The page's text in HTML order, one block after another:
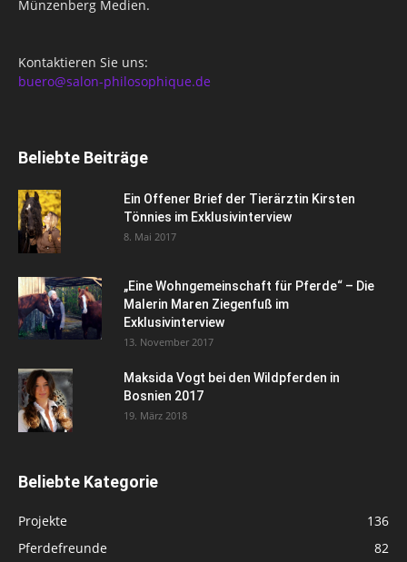
Münzenberg Medien.
Kontaktieren Sie uns:
buero@salon-philosophique.de
Beliebte Beiträge
Ein Offener Brief der Tierärztin Kirsten
Tönnies im Exklusivinterview
8. Mai 2017
„Eine Wohngemeinschaft für Pferde“ – Die
Malerin Maren Ziegenfuß im
Exklusivinterview
13. November 2017
Maksida Vogt bei den Wildpferden in
Bosnien 2017
19. März 2018
Beliebte Kategorie
Projekte
136
Pferdefreunde
82